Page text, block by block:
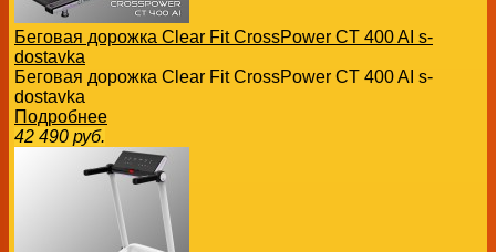
Беговая дорожка Clear Fit CrossPower CT 400 AI s-
dostavka
Беговая дорожка Clear Fit CrossPower CT 400 AI s-
dostavka
Подробнее
42 490 руб.